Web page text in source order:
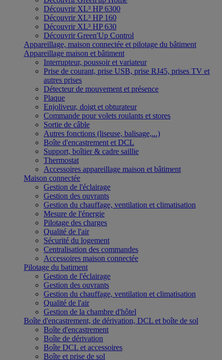
Découvrir XL³ HP 6300
Découvrir XL³ HP 160
Découvrir XL³ HP 630
Découvrir Green'Up Control
Appareillage, maison connectée et pilotage du bâtiment
Appareillage maison et bâtiment
Interrupteur, poussoir et variateur
Prise de courant, prise USB, prise RJ45, prises TV et
autres prises
Détecteur de mouvement et présence
Plaque
Enjoliveur, doigt et obturateur
Commande pour volets roulants et stores
Sortie de câble
Autres fonctions (liseuse, balisage,...)
Boîte d'encastrement et DCL
Support, boîtier & cadre saillie
Thermostat
Accessoires appareillage maison et bâtiment
Maison connectée
Gestion de l'éclairage
Gestion des ouvrants
Gestion du chauffage, ventilation et climatisation
Mesure de l'énergie
Pilotage des charges
Qualité de l'air
Sécurité du logement
Centralisation des commandes
Accessoires maison connectée
Pilotage du batiment
Gestion de l'éclairage
Gestion des ouvrants
Gestion du chauffage, ventilation et climatisation
Qualité de l'air
Gestion de la chambre d'hôtel
Boîte d'encastrement, de dérivation, DCL et boîte de sol
Boîte d'encastrement
Boîte de dérivation
Boîte DCL et accessoires
Boîte et prise de sol